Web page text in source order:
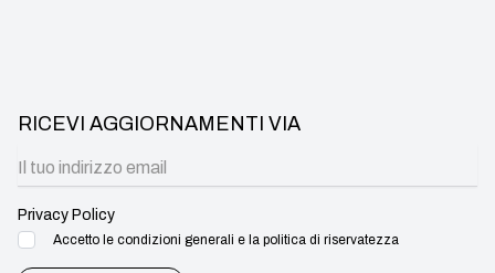
RICEVI AGGIORNAMENTI VIA
Privacy Policy
Accetto le condizioni generali e la politica di riservatezza